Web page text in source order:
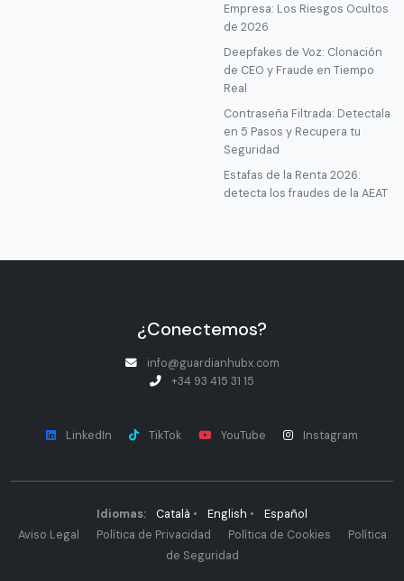
Empresa: Los Riesgos Ocultos
de 2026
Deepfakes de Voz: Clonación
de CEO y Fraude en Tiempo
Real
Contraseña Filtrada: Detectala
en 5 Pasos y Recupera tu
Seguridad
Estafas de la Renta 2026:
detecta los fraudes de la AEAT
¿Conectemos?
info@guardianhubx.com
+34 93 415 31 15
LinkedIn TikTok YouTube Instagram
Idiomas: Català • English •
Español
Aviso Legal
Política de Privacidad Política de Cookies
Política
de Seguridad